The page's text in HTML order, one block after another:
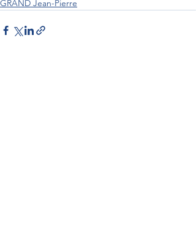
GRAND Jean-Pierre